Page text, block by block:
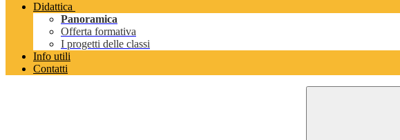
Didattica
Panoramica
Offerta formativa
I progetti delle classi
Info utili
Contatti